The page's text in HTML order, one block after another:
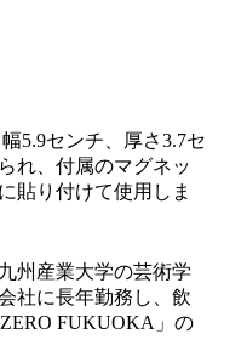
5.9センチ、厚さ3.7セ
れ、付属のマグネッ
貼り付けて使用しま
州産業大学の芸術学
社に長年勤務し、飲
FUKUOKA」の